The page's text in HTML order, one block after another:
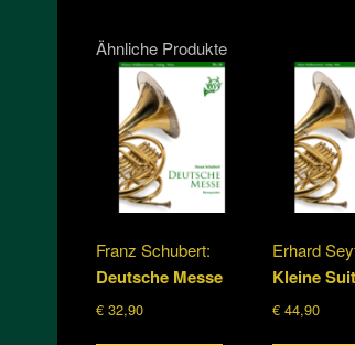
Ähnliche Produkte
Franz Schubert:
Deutsche Messe
€32,90
Erhard
Kleine
€ 44,90